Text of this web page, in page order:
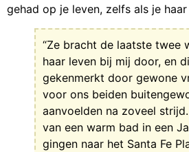
gehad op je leven, zelfs als je
“Ze bracht de laatste twee
haar leven bij mij door, en
gekenmerkt door gewone
voor ons beiden
aanvoelden na zoveel
van een warm bad in een
gingen naar het Santa Fe